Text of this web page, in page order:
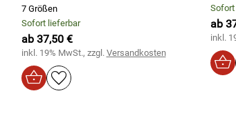
7 Größen
Sofort lieferbar
ab 37,50 €
inkl. 19% MwSt., zzgl. Versandkosten
ab
inkl.